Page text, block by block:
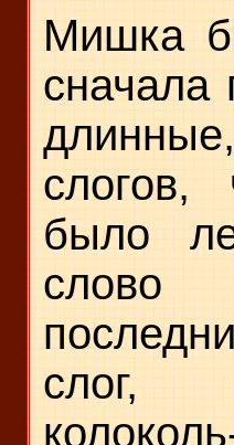
Мишка
сначала
слогов,
было
слово
слог,